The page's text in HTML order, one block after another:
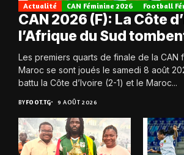
Actualité CAN Féminine 2026 Football
CAN 2026 (F): La Côte
l’Afrique du Sud
Les premiers quarts de finale de la CAN
Maroc se sont joués le samedi 8 août
battu la Côte d’Ivoire (2-1) et le Maroc...
BYFOOT.TG 9 AOÛT 2026